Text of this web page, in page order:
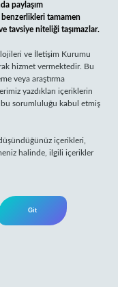
paylaşım
benzerlikleri tamamen
tavsiye niteliği taşımazlar.
ve İletişim Kurumu
hizmet vermektedir. Bu
veya araştırma
yazdıkları içeriklerin
sorumluluğu kabul etmiş
içerikleri,
halinde, ilgili içerikler